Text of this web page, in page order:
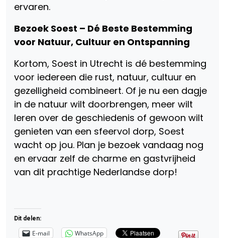
ervaren.
Bezoek Soest – Dé Beste Bestemming
voor Natuur, Cultuur en Ontspanning
Kortom, Soest in Utrecht is dé bestemming
voor iedereen die rust, natuur, cultuur en
gezelligheid combineert. Of je nu een dagje
in de natuur wilt doorbrengen, meer wilt
leren over de geschiedenis of gewoon wilt
genieten van een sfeervol dorp, Soest
wacht op jou. Plan je bezoek vandaag nog
en ervaar zelf de charme en gastvrijheid
van dit prachtige Nederlandse dorp!
Dit delen:
E-mail WhatsApp